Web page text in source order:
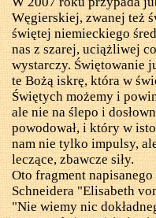
Węgierskiej, zwanej też
świętej niemieckiego
nas z szarej, uciążliwej
wystarczy. Świętowanie
te Bożą iskrę, która w
Świętych możemy i
ale nie na ślepo i
powodował, i który w
nam nie tylko impulsy,
leczące, zbawcze siły.
Oto fragment
Schneidera "Elisabeth
"Nie wiemy nic